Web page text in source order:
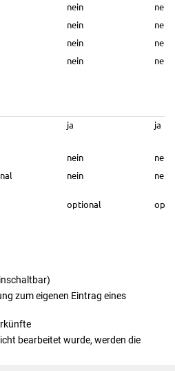
nein
nein
nein
nein
nein
nein
nein nein
ja ja
nein
nein
nein nein
optional
zum eigenen Eintrag eines
bearbeitet wurde, werden die